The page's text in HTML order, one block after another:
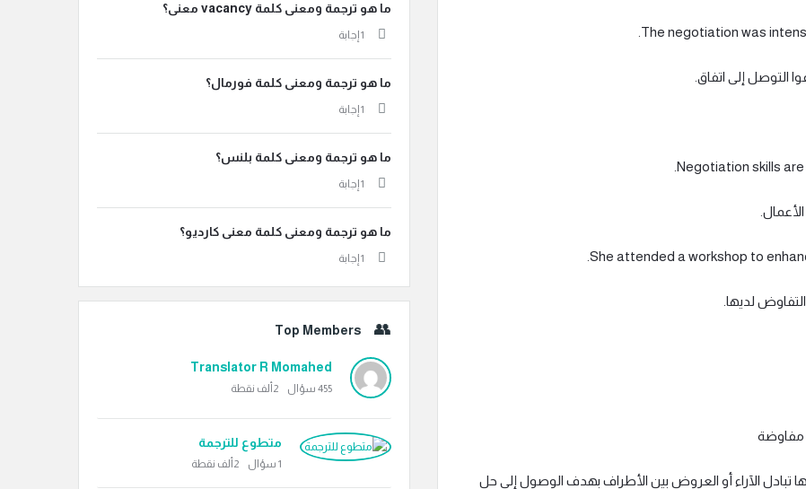
التوصل إلى اتفاق.
لديها.
مفاوضة
تبادل الآراء أو العروض بين الأطراف بهدف الوصول إلى حل
ما هو ترجمة ومعنى كلمة vacancy معنى؟
‫1 إجابة
ما هو ترجمة ومعنى كلمة فورمال؟
‫1 إجابة
ما هو ترجمة ومعنى كلمة بلنس؟
‫1 إجابة
ما هو ترجمة ومعنى كلمة معنى كارديو؟
‫1 إجابة
Top Members
Translator R Momahed
455 سؤال 2ألف نقطة
متطوع للترجمة
1 سؤال 2ألف نقطة